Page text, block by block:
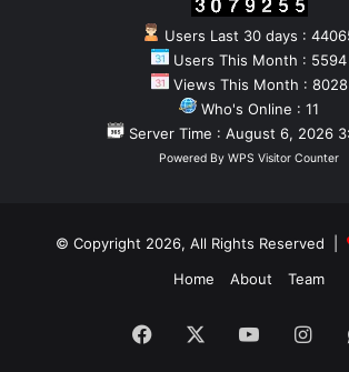
Users Last 30 days :
Users This Month : 5594
Views This Month : 8028
Who's Online : 11
Server Time : August 6, 2026
Powered By WPS Visitor Counter
© Copyright 2026, All Rights Reserved |
Home
About Team
Facebook YouTube